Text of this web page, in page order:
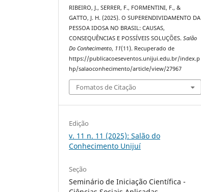
RIBEIRO, J., SERRER, F., FORMENTINI, F., &
GATTO, J. H. (2025). O SUPERENDIVIDAMENTO DA
PESSOA IDOSA NO BRASIL: CAUSAS,
CONSEQUÊNCIAS E POSSÍVEIS SOLUÇÕES.Salão
Do Conhecimento, 11(11). Recuperado de
https://publicacoeseventos.unijui.edu.br/index.p
hp/salaoconhecimento/article/view/27967
Fomatos de Citação
Edição
v. 11 n. 11 (2025): Salão do
Conhecimento Unijuí
Seção
Seminário de Iniciação Científica -